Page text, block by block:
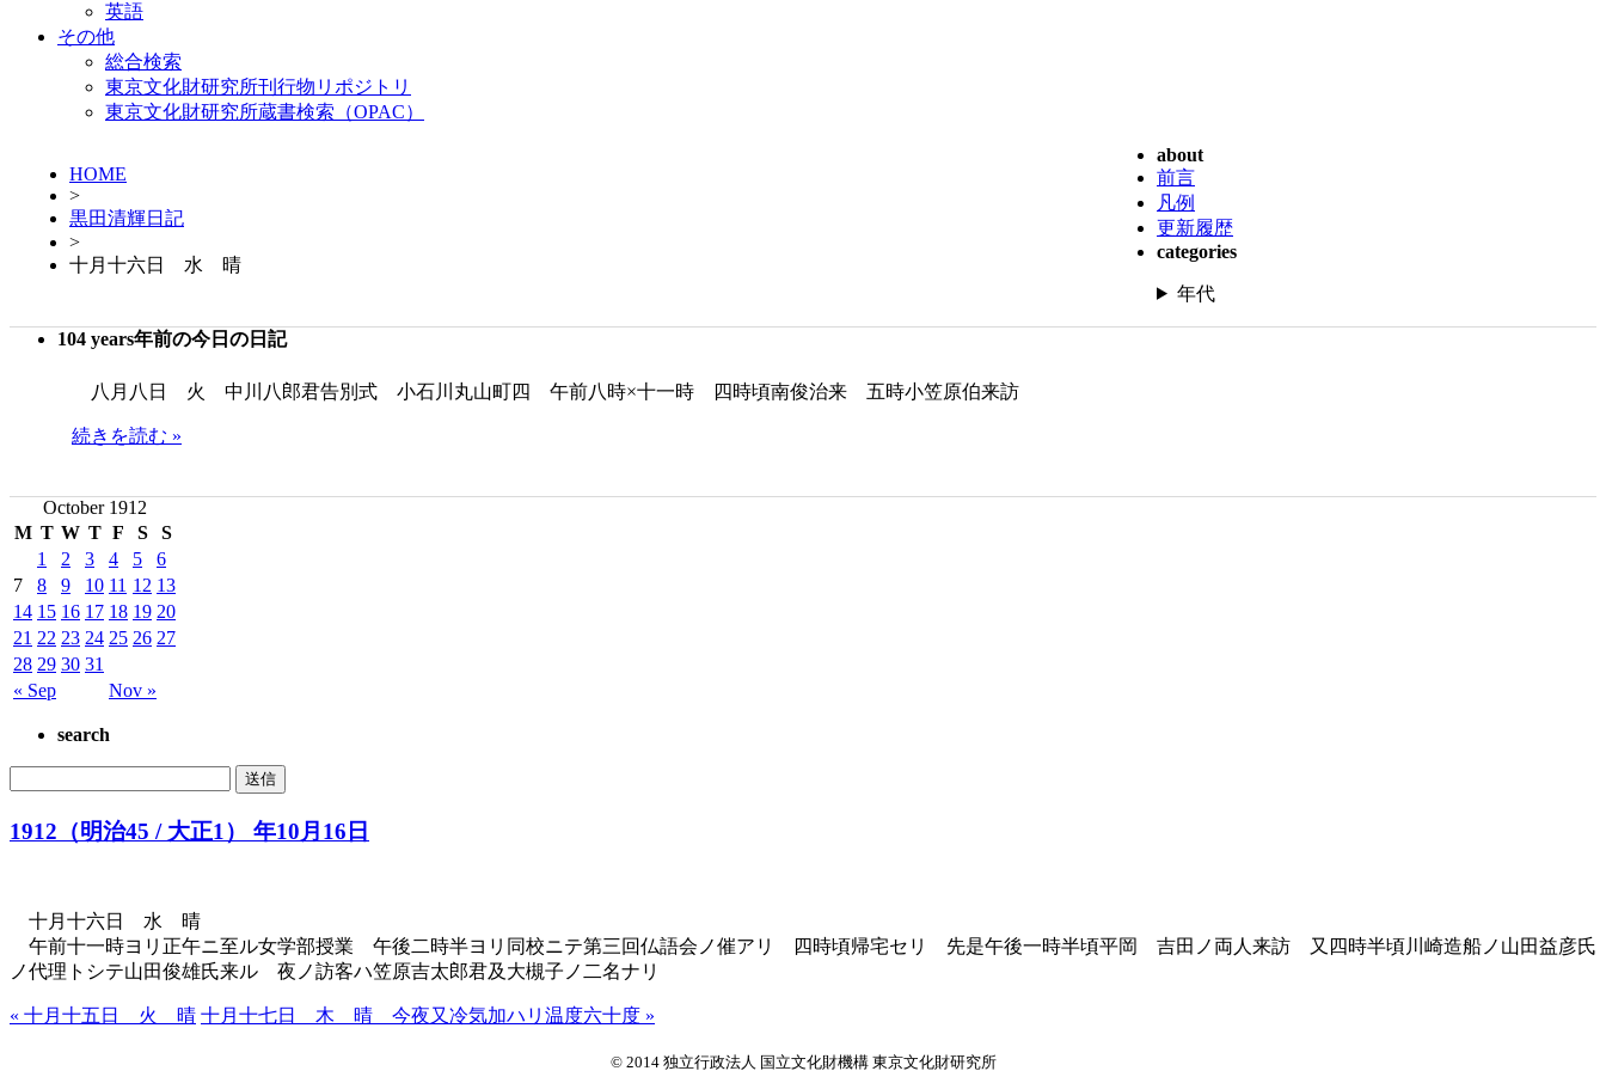
英語
その他
総合検索
東京文化財研究所刊行物リポジトリ
東京文化財研究所蔵書検索（OPAC）
HOME
>
黒田清輝日記
>
十月十六日 水 晴
about
前言
凡例
更新履歴
categories
年代
104 years年前の今日の日記
八月八日 火 中川八郎君告別式 小石川丸山町四 午前八時×十一時 四時頃南俊治来 五時小笠原伯来訪
続きを読む »
October 1912
M T W T F S S
« Sep Nov »
1 2 3 4 5
6
7
8 9 10 11 12 13
14 15 16 17 18 19 20
21 22 23 24 25 26 27
28 29 30 31
search
1912（明治45 / 大正1） 年10月16日
十月十六日 水 晴
午前十一時ヨリ正午ニ至ル女学部授業 午後二時半ヨリ同校ニテ第三回仏語会ノ催アリ 四時頃帰宅セリ 先是午後一時半頃平岡 吉田ノ両人来訪 又四時半頃川崎造船ノ山田益彦氏
ノ代理トシテ山田俊雄氏来ル 夜ノ訪客ハ笠原吉太郎君及大槻子ノ二名ナリ
« 十月十五日 火 晴 十月十七日 木 晴 今夜又冷気加ハリ温度六十度 »
© 2014 独立行政法人 国立文化財機構 東京文化財研究所